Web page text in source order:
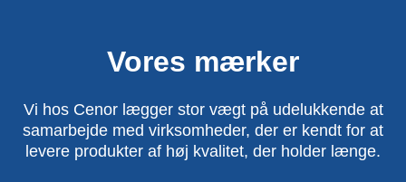
Vores mærker
Vi hos Cenor lægger stor vægt på udelukkende at
samarbejde med virksomheder, der er kendt for at
levere produkter af høj kvalitet, der holder længe.